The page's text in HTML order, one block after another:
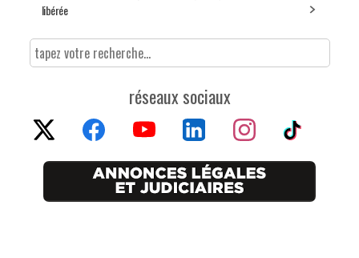
libérée
réseaux sociaux